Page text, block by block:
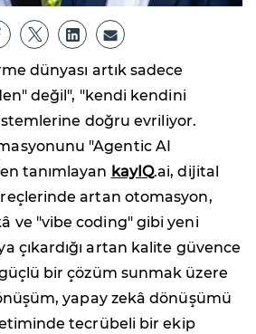
dünyası artık sadece
değil", "kendi kendini
doğru evriliyor.
"Agentic AI
tanımlayan kayIQ.ai, dijital
artan otomasyon,
ve "vibe coding" gibi yeni
çıkardığı artan kalite güvence
bir çözüm sunmak üzere
yapay zekâ dönüşümü
tecrübeli bir ekip